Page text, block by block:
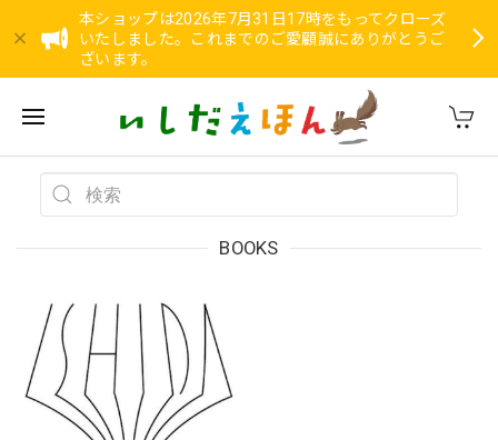
本ショップは2026年7月31日17時をもってクローズ
いたしました。これまでのご愛顧誠にありがとうご
ざいます。
BOOKS